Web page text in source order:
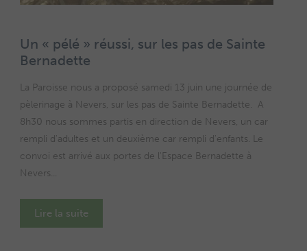
Un « pélé » réussi, sur les pas de Sainte
Bernadette
La Paroisse nous a proposé samedi 13 juin une journée de
pèlerinage à Nevers, sur les pas de Sainte Bernadette. A
8h30 nous sommes partis en direction de Nevers, un car
rempli d'adultes et un deuxième car rempli d'enfants. Le
convoi est arrivé aux portes de l'Espace Bernadette à
Nevers...
Lire la suite